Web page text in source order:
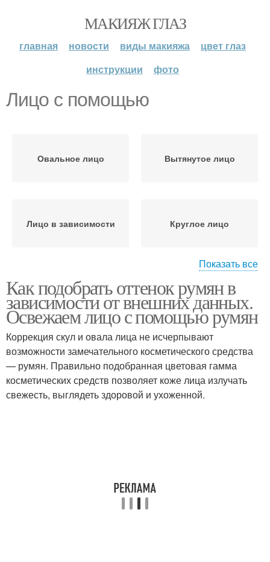
МАКИЯЖ ГЛАЗ
главная новости виды макияжа
цвет глаз
инструкции
фото
Лицо с помощью
Овальное лицо Вытянутое лицо
Лицо в зависимости Круглое лицо
Квадратное лицо Скульптор для лица
Скульпторы для лица
Макияж для худого
лица
Показать все
Как подобрать оттенок румян в
зависимости от внешних данных.
Освежаем лицо с помощью румян
Коррекция скул и овала лица не исчерпывают
возможности замечательного косметического средства
— румян. Правильно подобранная цветовая гамма
косметических средств позволяет коже лица излучать
свежесть, выглядеть здоровой и ухоженной.